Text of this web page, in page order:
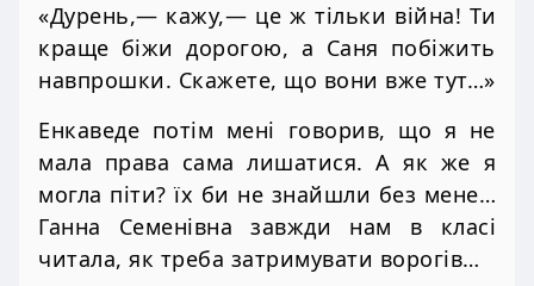
«Дурень,— кажу,— це ж тільки війна! Ти
краще біжи дорогою, а Саня побіжить
навпрошки. Скажете, що вони вже тут…»
Енкаведе потім мені говорив, що я не
мала права сама лишатися. А як же я
могла піти? їх би не знайшли без мене…
Ганна Семенівна завжди нам в класі
читала, як треба затримувати ворогів…